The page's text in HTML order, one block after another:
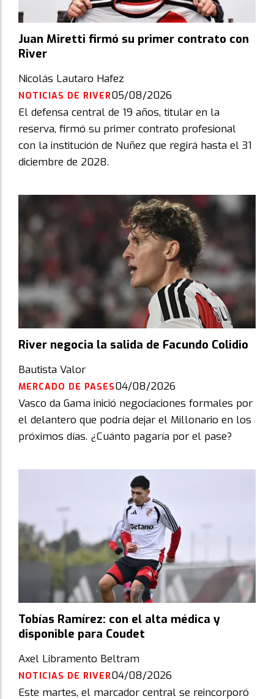
Juan Miretti firmó su primer contrato con
River
Nicolás Lautaro Hafez
NOTICIAS DE RIVER05/08/2026
El defensa central de 19 años, titular en la
reserva, firmó su primer contrato profesional
con la institución de Nuñez que regirá hasta el 31
diciembre de 2028.
River negocia la salida de Facundo Colidio
Bautista Valor
MERCADO DE PASES04/08/2026
Vasco da Gama inició negociaciones formales por
el delantero que podría dejar el Millonario en los
próximos días. ¿Cuánto pagaría por el pase?
Tobías Ramírez: con el alta médica y
disponible para Coudet
Axel Libramento Beltram
NOTICIAS DE RIVER04/08/2026
Este martes, el marcador central se reincorporó